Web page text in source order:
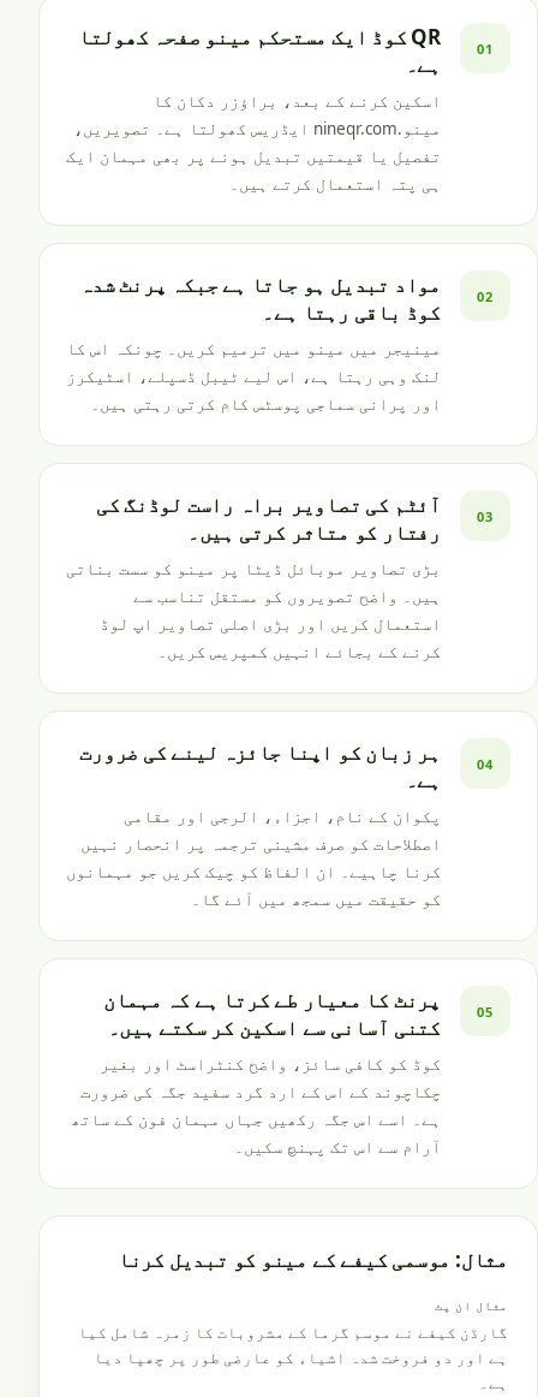
01
QR کوڈ ایک مستحکم مینو صفحہ کھولتا
ہے۔
اسکین کرنے کے بعد، براؤزر دکان کا
مینو.nineqr.com ایڈریس کھولتا ہے۔ تصویریں،
تفصیل یا قیمتیں تبدیل ہونے پر بھی مہمان ایک
ہی پتہ استعمال کرتے ہیں۔
02
مواد تبدیل ہو جاتا ہے جبکہ پرنٹ شدہ
کوڈ باقی رہتا ہے۔
مینیجر میں مینو میں ترمیم کریں۔ چونکہ اس کا
لنک وہی رہتا ہے، اس لیے ٹیبل ڈسپلے، اسٹیکرز
اور پرانی سماجی پوسٹس کام کرتی رہتی ہیں۔
03
آئٹم کی تصاویر براہ راست لوڈنگ کی
رفتار کو متاثر کرتی ہیں۔
بڑی تصاویر موبائل ڈیٹا پر مینو کو سست بناتی
ہیں۔ واضح تصویروں کو مستقل تناسب سے
استعمال کریں اور بڑی اصلی تصاویر اپ لوڈ
کرنے کے بجائے انہیں کمپریس کریں۔
04
ہر زبان کو اپنا جائزہ لینے کی ضرورت
ہے۔
پکوان کے نام، اجزاء، الرجی اور مقامی
اصطلاحات کو صرف مشینی ترجمہ پر انحصار نہیں
کرنا چاہیے۔ ان الفاظ کو چیک کریں جو مہمانوں
کو حقیقت میں سمجھ میں آئے گا۔
05
پرنٹ کا معیار طے کرتا ہے کہ مہمان
کتنی آسانی سے اسکین کر سکتے ہیں۔
کوڈ کو کافی سائز، واضح کنٹراسٹ اور بغیر
چکاچوند کے اس کے ارد گرد سفید جگہ کی ضرورت
ہے۔ اسے اس جگہ رکھیں جہاں مہمان فون کے ساتھ
آرام سے اس تک پہنچ سکیں۔
مثال: موسمی کیفے کے مینو کو تبدیل کرنا
مثال ان پٹ
گارڈن کیفے نے موسم گرما کے مشروبات کا زمرہ شامل کیا
ہے اور دو فروخت شدہ اشیاء کو عارضی طور پر چھپا دیا
ہے۔